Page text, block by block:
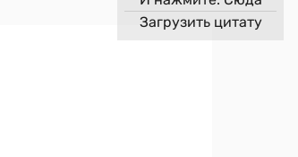
Загрузить цитату